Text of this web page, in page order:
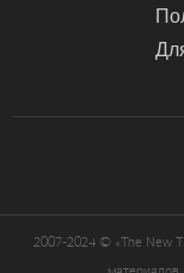
2007-2024 © «The New